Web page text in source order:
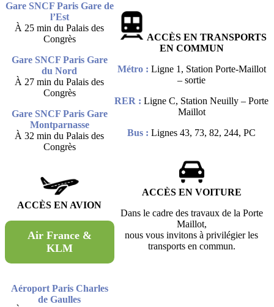
Gare SNCF Paris Gare de
l’Est
À 25 min du Palais des
Congrès
Gare SNCF Paris Gare
du Nord
À 27 min du Palais des
Congrès
Gare SNCF Paris Gare
Montparnasse
À 32 min du Palais des
Congrès
ACCÈS EN AVION
Air France &
KLM
Aéroport Paris Charles
de Gaulles
ACCÈS EN TRANSPORTS
EN COMMUN
Métro : Ligne 1, Station Porte-Maillot
– sortie
RER : Ligne C, Station Neuilly – Porte
Maillot
Bus : Lignes 43, 73, 82, 244, PC
ACCÈS EN VOITURE
Dans le cadre des travaux de la Porte
Maillot,
nous vous invitons à privilégier les
transports en commun.